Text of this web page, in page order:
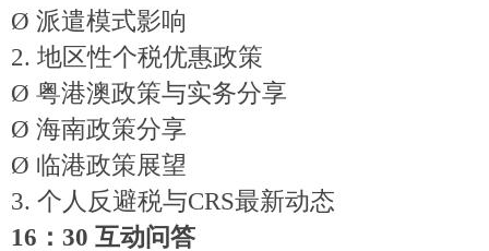
Ø 派遣模式影响
2. 地区性个税优惠政策
Ø 粤港澳政策与实务分享
Ø 海南政策分享
Ø 临港政策展望
3. 个人反避税与CRS最新动态
16：30 互动问答